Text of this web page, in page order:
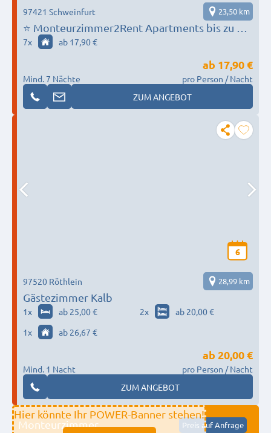
⭐️ Monteurzimmer2Rent Apartments bis zu 12
Personen - Schweinfurt
97421 Schweinfurt 23,50 km
7x ab 17,90 €
Mind. 7 Nächte
ab 17,90 €
pro Person / Nacht
ZUM ANGEBOT
6
Gästezimmer Kalb
97520 Röthlein 28,99 km
1x ab 25,00 € 2x
ab 20,00 €
1x ab 26,67 €
Mind. 1 Nacht
ab 20,00 €
pro Person / Nacht
ZUM ANGEBOT
Hier könnte Ihr POWER-Banner stehen!
Monteurzimmer Preis auf Anfrage